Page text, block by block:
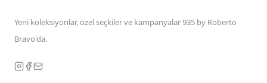
Yeni koleksiyonlar, özel seçkiler ve kampanyalar 935 by Roberto
Bravo'da.